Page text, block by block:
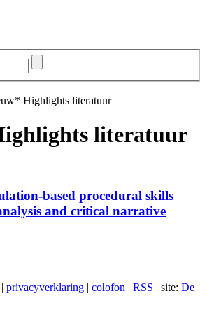
Highlights literatuur
literatuur
based procedural skills
and critical narrative
privacyverklaring | colofon | RSS | site: De